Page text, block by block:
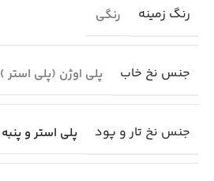
رنگ زمینه رنگی
جنس نخ خاب پلی اوژن (پلی استر )
جنس نخ تار و پود پلی استر و پنبه